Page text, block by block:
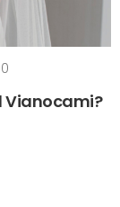
Vianocami?